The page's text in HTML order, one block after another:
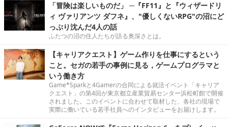
「冒険は楽しいものだ」 ─『FF11』と『ウィザードリ
ィ ヴァリアンツ ダフネ』、"優しくないRPG"の沼にど
っぷり沈んだ4人の話
ふたつの沼の住人たちが語る奥深さとは。
【キャリアクエスト】ゲーム作りを仕事にするという
こと。セガの若手の事例に見る，ゲームプログラマと
いう働き方
Game*Sparkと4Gamerの合同による就活イベント「キャリア
クエスト」の第4回が東京都立産業貿易センター浜松町館で開催
されました。このイベントに合わせて取材した、各社の現場で
実際に働いている若手社員へのインタビューをお届けします。